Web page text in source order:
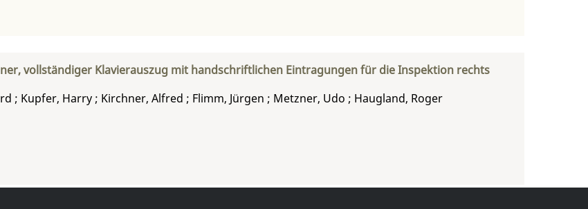
vollständiger Klavierauszug mit handschriftlichen Eintragungen für die Inspektion rechts
; Kupfer, Harry ; Kirchner, Alfred ; Flimm, Jürgen ; Metzner, Udo ; Haugland, Roger